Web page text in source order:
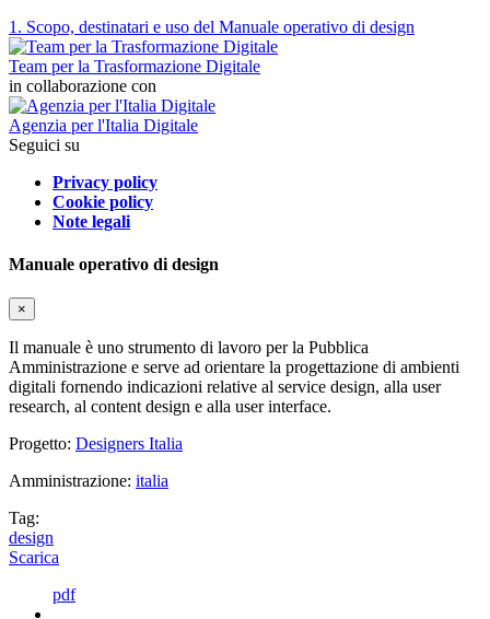
1. Scopo, destinatari e uso del Manuale operativo di design
Team per la Trasformazione Digitale
in collaborazione con
Agenzia per l'Italia Digitale
Seguici su
Privacy policy
Cookie policy
Note legali
Manuale operativo di design
×
Il manuale è uno strumento di lavoro per la Pubblica
Amministrazione e serve ad orientare la progettazione di ambienti
digitali fornendo indicazioni relative al service design, alla user
research, al content design e alla user interface.
Progetto: Designers Italia
Amministrazione: italia
Tag:
design
Scarica
pdf